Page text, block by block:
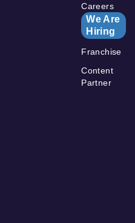
Careers
We Are
Hiring
Franchise
Content
Partner